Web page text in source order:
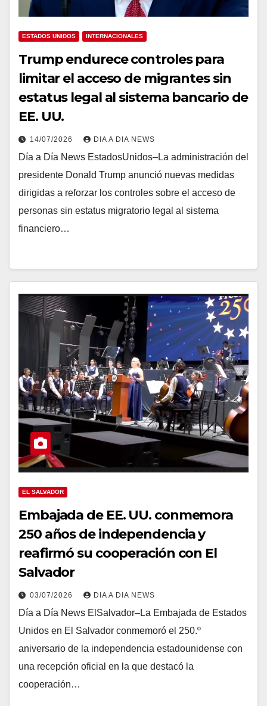
ESTADOS UNIDOS INTERNACIONALES
Trump endurece controles para
limitar el acceso de migrantes sin
estatus legal al sistema bancario de
EE. UU.
14/07/2026 DIA A DIA NEWS
Día a Día News EstadosUnidos–La administración del
presidente Donald Trump anunció nuevas medidas
dirigidas a reforzar los controles sobre el acceso de
personas sin estatus migratorio legal al sistema
financiero…
EL SALVADOR
Embajada de EE. UU. conmemora
250 años de independencia y
reafirmó su cooperación con El
Salvador
03/07/2026 DIA A DIA NEWS
Día a Día News ElSalvador–La Embajada de Estados
Unidos en El Salvador conmemoró el 250.º
aniversario de la independencia estadounidense con
una recepción oficial en la que destacó la
cooperación…